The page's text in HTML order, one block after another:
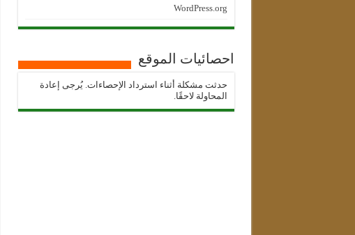
WordPress.org
احصائيات الموقع
حدثت مشكلة أثناء استرداد الإحصاءات. يُرجى إعادة
المحاولة لاحقًا.